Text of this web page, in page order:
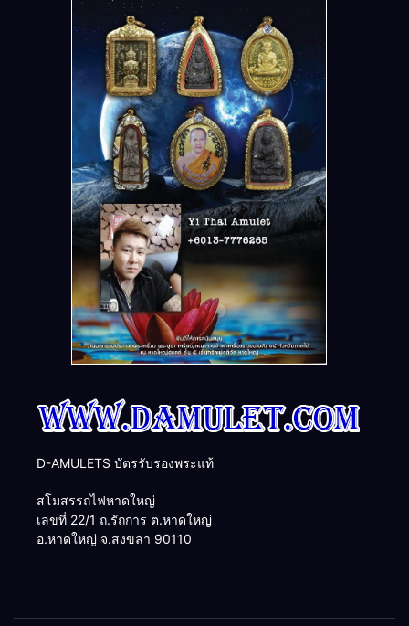
D-AMULETS บัตรรับรองพระแท้
สโมสรรถไฟหาดใหญ่
เลขที่ 22/1 ถ.รัถการ ต.หาดใหญ่
อ.หาดใหญ่ จ.สงขลา 90110